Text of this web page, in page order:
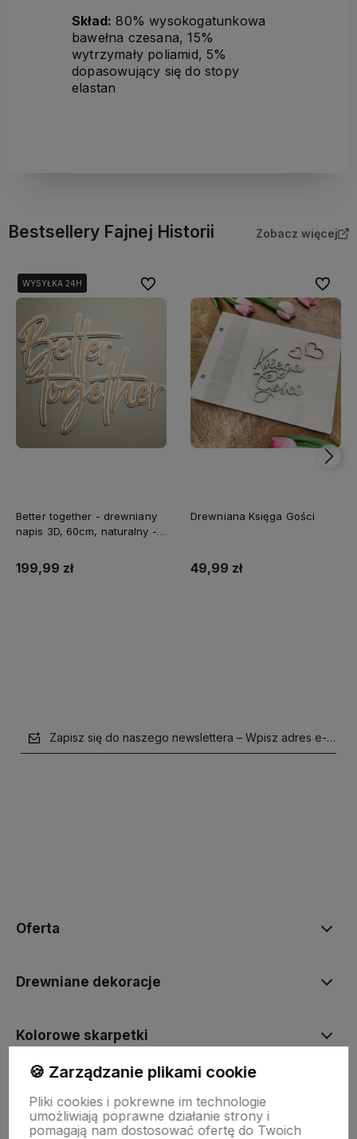
Skład: 80% wysokogatunkowa
bawełna czesana, 15%
wytrzymały poliamid, 5%
dopasowujący się do stopy
elastan
Bestsellery Fajnej Historii Zobacz więcej
WYSYŁKA 24H
WYSYŁKA 24H
Better together - drewniany
napis 3D, 60cm, naturalny -
199,99 zł
Do ulubionych
Drewniana Księga Gości
49,99 zł
Do
Zapisz się do naszego newslettera – Wpisz adres e-mail
Oferta
Drewniane dekoracje
Kolorowe skarpetki
🍪 Zarządzanie plikami cookie
Pliki cookies i pokrewne im technologie
umożliwiają poprawne działanie strony i
pomagają nam dostosować ofertę do Twoich